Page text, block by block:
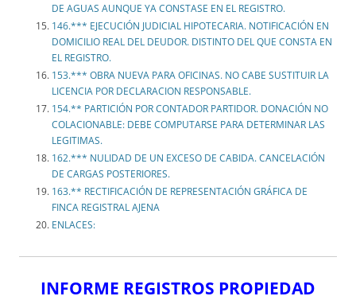
DE AGUAS AUNQUE YA CONSTASE EN EL REGISTRO.
146.*** EJECUCIÓN JUDICIAL HIPOTECARIA. NOTIFICACIÓN EN
DOMICILIO REAL DEL DEUDOR. DISTINTO DEL QUE CONSTA EN
EL REGISTRO.
153.*** OBRA NUEVA PARA OFICINAS. NO CABE SUSTITUIR LA
LICENCIA POR DECLARACION RESPONSABLE.
154.** PARTICIÓN POR CONTADOR PARTIDOR. DONACIÓN NO
COLACIONABLE: DEBE COMPUTARSE PARA DETERMINAR LAS
LEGITIMAS.
162.*** NULIDAD DE UN EXCESO DE CABIDA. CANCELACIÓN
DE CARGAS POSTERIORES.
163.** RECTIFICACIÓN DE REPRESENTACIÓN GRÁFICA DE
FINCA REGISTRAL AJENA
ENLACES:
INFORME REGISTROS PROPIEDAD